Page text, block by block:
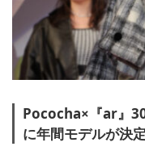
Pococha×『ar』
に年間モデルが決定